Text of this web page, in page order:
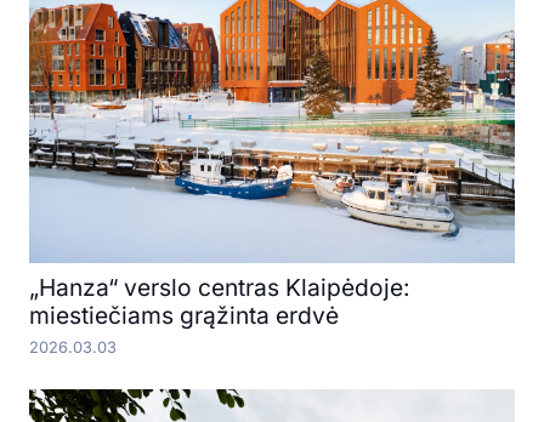
„Hanza“ verslo centras Klaipėdoje:
miestiečiams grąžinta erdvė
2026.03.03